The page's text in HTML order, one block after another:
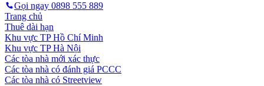
Gọi ngay 0898 555 889
Trang chủ
Thuê dài hạn
Khu vực TP Hồ Chí Minh
Khu vực TP Hà Nội
Các tòa nhà mới xác thực
Các tòa nhà có đánh giá PCCC
Các tòa nhà có Streetview